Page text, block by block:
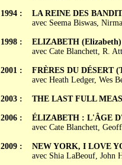
1994 :
1998 :
2001 :
2003 :
2006 :
2009 :
LA REINE DES
avec Seema Biswas,
ELIZABETH (Elizabeth)
avec Cate Blanchett, R.
FRÈRES DU DÉSERT
avec Heath Ledger, Wes
THE LAST FULL
ÉLIZABETH : L'ÂGE
avec Cate Blanchett,
NEW YORK, I LOVE
avec Shia LaBeouf, John